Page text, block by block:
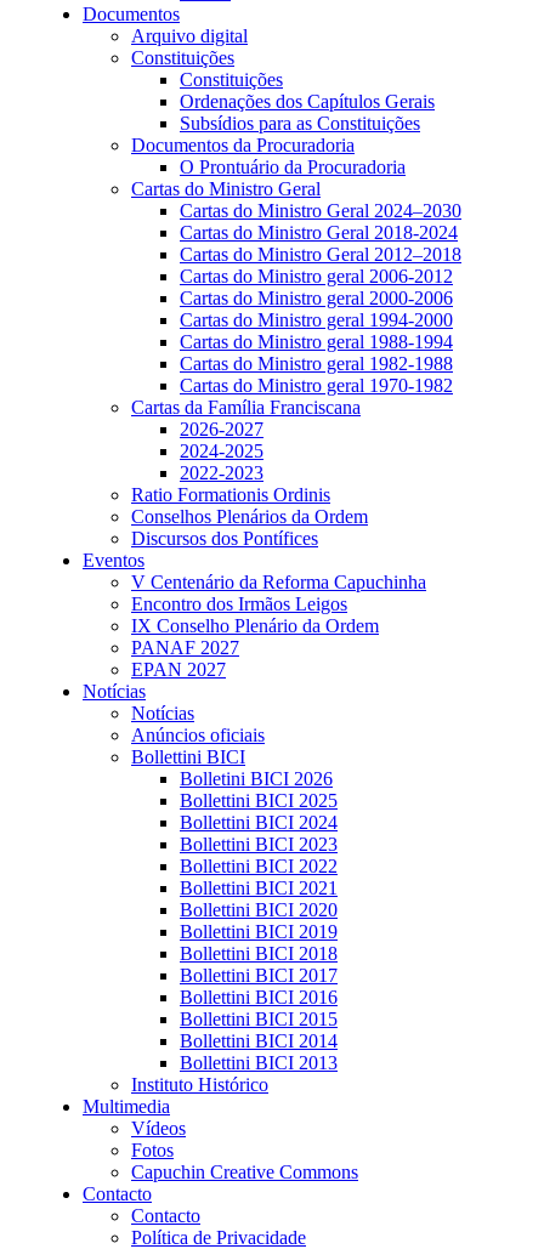
Documentos
Arquivo digital
Constituições
Constituições
Ordenações dos Capítulos Gerais
Subsídios para as Constituições
Documentos da Procuradoria
O Prontuário da Procuradoria
Cartas do Ministro Geral
Cartas do Ministro Geral 2024–2030
Cartas do Ministro Geral 2018-2024
Cartas do Ministro Geral 2012–2018
Cartas do Ministro geral 2006-2012
Cartas do Ministro geral 2000-2006
Cartas do Ministro geral 1994-2000
Cartas do Ministro geral 1988-1994
Cartas do Ministro geral 1982-1988
Cartas do Ministro geral 1970-1982
Cartas da Família Franciscana
2026-2027
2024-2025
2022-2023
Ratio Formationis Ordinis
Conselhos Plenários da Ordem
Discursos dos Pontífices
Eventos
V Centenário da Reforma Capuchinha
Encontro dos Irmãos Leigos
IX Conselho Plenário da Ordem
PANAF 2027
EPAN 2027
Notícias
Notícias
Anúncios oficiais
Bollettini BICI
Bolletini BICI 2026
Bollettini BICI 2025
Bollettini BICI 2024
Bollettini BICI 2023
Bollettini BICI 2022
Bollettini BICI 2021
Bollettini BICI 2020
Bollettini BICI 2019
Bollettini BICI 2018
Bollettini BICI 2017
Bollettini BICI 2016
Bollettini BICI 2015
Bollettini BICI 2014
Bollettini BICI 2013
Instituto Histórico
Multimedia
Vídeos
Fotos
Capuchin Creative Commons
Contacto
Contacto
Política de Privacidade